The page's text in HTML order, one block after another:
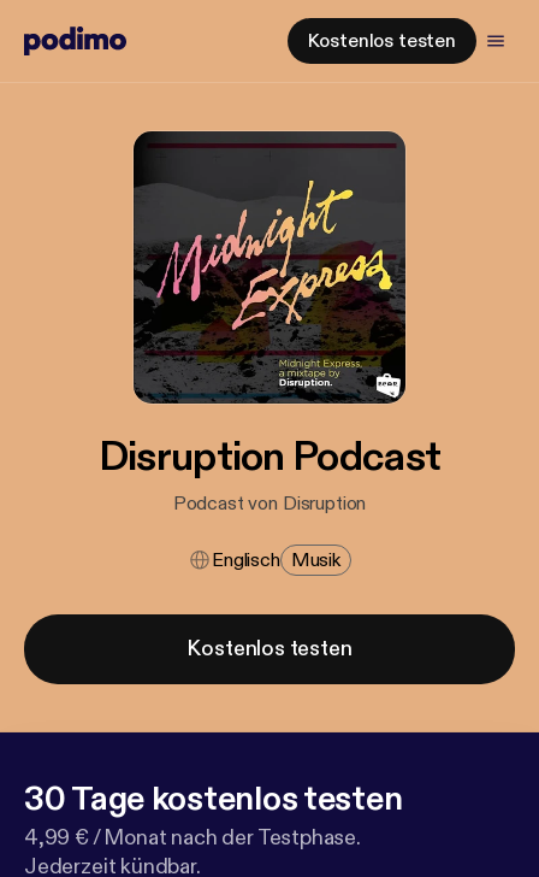
Kostenlos testen
Disruption Podcast
Podcast von Disruption
Englisch Musik
Kostenlos testen
30 Tage kostenlos testen
4,99 € / Monat nach der Testphase.
Jederzeit kündbar.